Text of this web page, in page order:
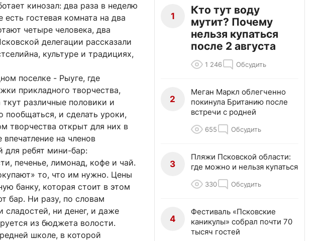
кинозал: два раза в неделю
гостевая комната на два
четыре человека, два
делегации рассказали
культуре и традициях,
поселке - Рыуге, где
прикладного творчества,
различные половики и
пообщаться, и сделать уроки,
творчества открыт для них в
на членов
для ребят мини-бар:
печенье, лимонад, кофе и чай.
то, что им нужно. Цены
банку, которая стоит в этом
бар. Ни разу, по словам
сладостей, ни денег, и даже
из бюджета волости.
школе, в которой
1
Кто тут воду
мутит? Почему
нельзя купаться
после 2 августа
1 246 Обсудить
2
Меган Маркл облегченно
покинула Британию после
встречи с родней
655 Обсудить
3
Пляжи Псковской области:
где можно и нельзя купаться
330 Обсудить
4
Фестиваль «Псковские
каникулы» собрал почти 70
тысяч гостей